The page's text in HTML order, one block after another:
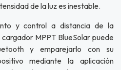
de la luz es inestable.
y control a distancia de la
MPPT BlueSolar puede
y emparejarlo con su
mediante la aplicación